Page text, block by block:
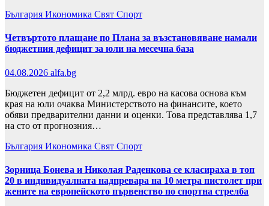
България Икономика Свят Спорт
Четвъртото плащане по Плана за възстановяване намали
бюджетния дефицит за юли на месечна база
04.08.2026 alfa.bg
Бюджетен дефицит от 2,2 млрд. евро на касова основа към
края на юли очаква Министерството на финансите, което
обяви предварителни данни и оценки. Това представлява 1,7
на сто от прогнозния…
България Икономика Свят Спорт
Зорница Бонева и Николая Раденкова се класираха в топ
20 в индивидуалната надпревара на 10 метра пистолет при
жените на европейското първенство по спортна стрелба